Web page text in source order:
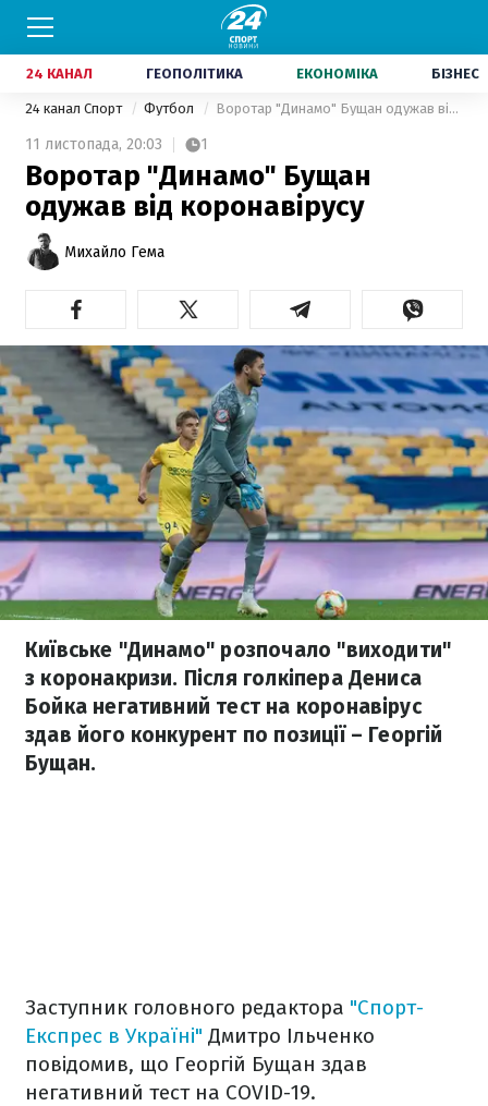
24 КАНАЛ ГЕОПОЛІТИКА ЕКОНОМІКА БІЗНЕС
24 канал Спорт Футбол Воротар "Динамо" Бущан одужав від коронавірусу
11 листопада, 20:03 1
Воротар "Динамо" Бущан
одужав від коронавірусу
Михайло Гема
Київське "Динамо" розпочало "виходити"
з коронакризи. Після голкіпера Дениса
Бойка негативний тест на коронавірус
здав його конкурент по позиції – Георгій
Бущан.
Заступник головного редактора "Спорт-
Експрес в Україні" Дмитро Ільченко
повідомив, що Георгій Бущан здав
негативний тест на COVID-19.